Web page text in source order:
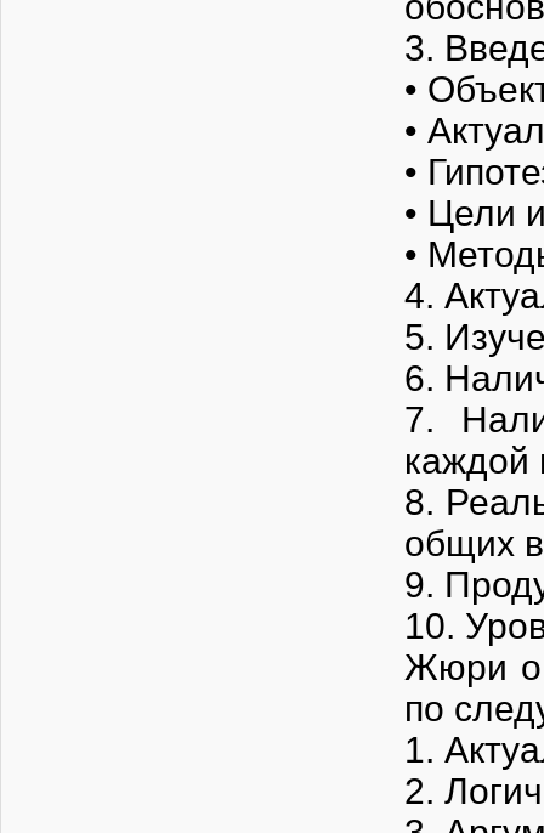
3.
•
•
•
• Цели
•
4.
5.
6.
7.
каждой
8.
общих
9.
10.
Жюри
по
1.
2.